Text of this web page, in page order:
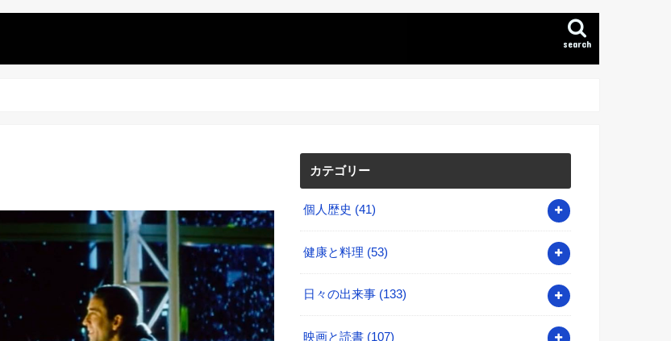
search
カテゴリー
個人歴史 (41)
健康と料理 (53)
日々の出来事 (133)
映画と読書 (107)